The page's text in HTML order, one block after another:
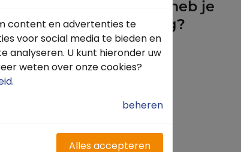
Wat heb je
nodig?
content en advertenties te
voor social media te bieden en
analyseren. U kunt hieronder uw
weten over onze cookies?
.
beheren
Alles accepteren